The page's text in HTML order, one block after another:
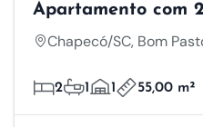
Apartamento com
Chapecó/SC, Bom
2 1 1 55,00 m²